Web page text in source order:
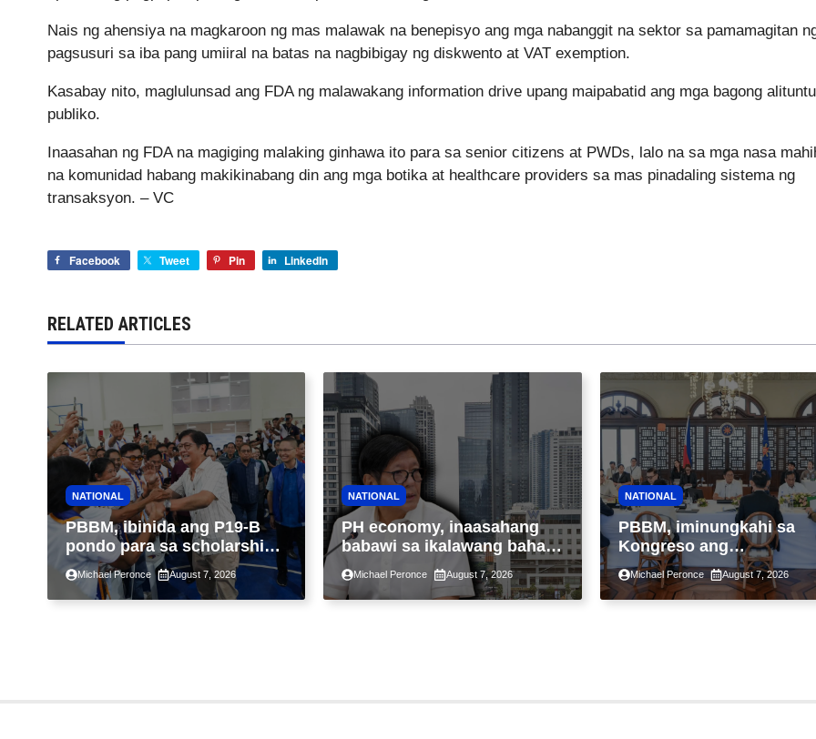
Nais ng ahensiya na magkaroon ng mas malawak na benepisyo ang mga nabanggit na sektor sa pamamagitan
pagsusuri sa iba pang umiiral na batas na nagbibigay ng diskwento at VAT exemption.
Kasabay nito, maglulunsad ang FDA ng malawakang information drive upang maipabatid ang mga bagong
publiko.
Inaasahan ng FDA na magiging malaking ginhawa ito para sa senior citizens at PWDs, lalo na sa mga nasa
na komunidad habang makikinabang din ang mga botika at healthcare providers sa mas pinadaling sistema ng
transaksyon. – VC
Facebook Tweet Pin LinkedIn
RELATED ARTICLES
NATIONAL
PBBM, ibinida ang P19-B
pondo para sa scholarship
ngayong taon, pinakamalaki
sa kasaysayan ng TESDA
Michael Peronce August 7, 2026
NATIONAL
PH economy, inaasahang
babawi sa ikalawang bahagi
ng taon kasunod ng 2.3%
GDP dulot ng Middle East
war, pagkaantala ng public
Michael Peronce August 7, 2026
NATIONAL
PBBM, iminungkahi sa
Kongreso ang
pansamantalang
suspensyon sa
pagpapatupad ng Real
Michael Peronce August 7, 2026